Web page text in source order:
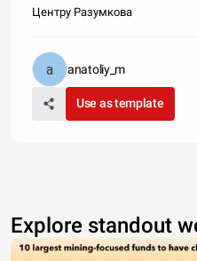
Центру Разумкова
anatoliy_m
Use as template
Explore standout